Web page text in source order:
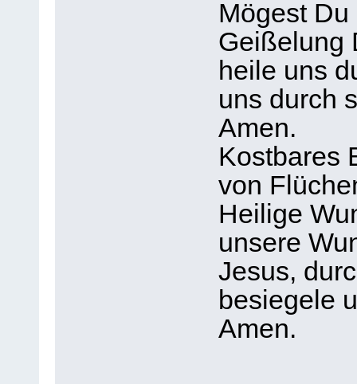
Mögest
Geißelung
heile uns
uns durch
Amen.
Kostbares
von
Heilige
unsere
Jesus,
besiegele
Amen.